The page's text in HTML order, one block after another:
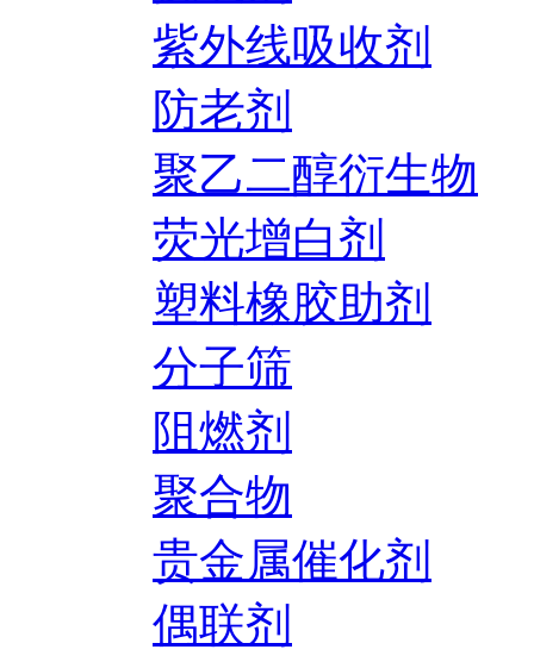
紫外线吸收剂
防老剂
聚乙二醇衍生物
荧光增白剂
塑料橡胶助剂
分子筛
阻燃剂
聚合物
贵金属催化剂
偶联剂